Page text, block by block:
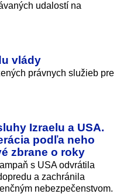
udalostí na
vlády
právnych služieb pre
Izraelu a USA.
podľa neho
zbrane o roky
s USA odvrátila
a zachránila
nebezpečenstvom.